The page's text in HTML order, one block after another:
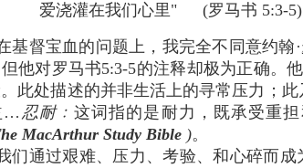
爱浇灌在我们心里" (罗马书 5:3-5)
基督宝血的问题上，我完全不同意约翰
他对罗马书5:3-5的注释却极为正确。
此处描述的并非生活上的寻常压力；
… 忍耐﹕ 这词指的是耐力，既承受重
MacArthur Study Bible )。
们通过艰难、压力、考验、和心碎而